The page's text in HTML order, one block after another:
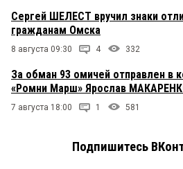
Сергей ШЕЛЕСТ вручил знаки
гражданам Омска
8 августа 09:30 4 332
За обман 93 омичей отправлен в
«Ромни Марш» Ярослав
7 августа 18:00 1 581
Подпишитесь